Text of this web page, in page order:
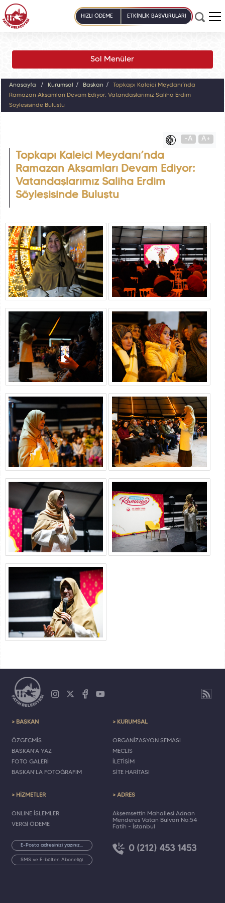
HIZLI ÖDEME ETKİNLİK BAŞVURULARI
Sol Menüler
Anasayfa Kurumsal Başkan
Topkapı Kaleiçi Meydanı’nda
Ramazan Akşamları Devam Ediyor: Vatandaşlarımız Saliha Erdim
Söyleşisinde Buluştu
-A A+
Topkapı Kaleiçi Meydanı’nda
Ramazan Akşamları Devam Ediyor:
Vatandaşlarımız Saliha Erdim
Söyleşisinde Buluştu
> BAŞKAN
ÖZGEÇMİŞ
BAŞKAN'A YAZ
FOTO GALERİ
BAŞKAN'LA FOTOĞRAFIM
> KURUMSAL
ORGANİZASYON ŞEMASI
MECLİS
İLETİŞİM
SİTE HARİTASI
> HİZMETLER
ONLINE İŞLEMLER
VERGİ ÖDEME
SMS ve E-bülten Aboneliği
> ADRES
Akşemsettin Mahallesi Adnan
Menderes Vatan Bulvarı No:54
Fatih - İstanbul
0 (212) 453 1453